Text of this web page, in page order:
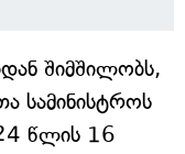
შიმშილობს,
სამინისტროს
წლის 16